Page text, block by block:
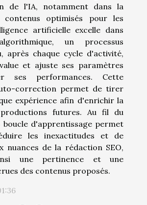
de l'IA, notamment dans la
optimisés pour les
artificielle excelle dans
un processus
après chaque cycle d'activité,
et ajuste ses paramètres
ses performances. Cette
correction permet de tirer
expérience afin d'enrichir la
futures. Au fil du
d'apprentissage permet
les inexactitudes et de
nuances de la rédaction SEO,
une pertinence et une
des contenus proposés.